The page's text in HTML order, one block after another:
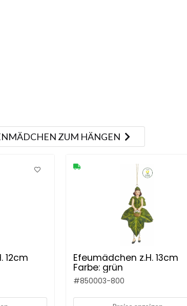
ZUM HÄNGEN
12cm Efeumädchen z.H. 13cm
Farbe: grün
#850003-800